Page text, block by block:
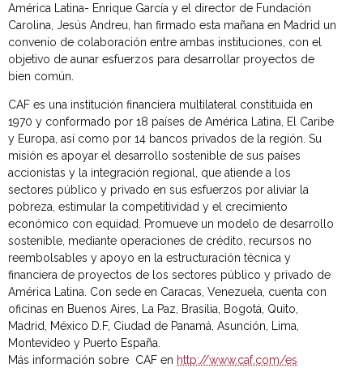
América Latina- Enrique García y el director de Fundación
Carolina, Jesús Andreu, han firmado esta mañana en Madrid un
convenio de colaboración entre ambas instituciones, con el
objetivo de aunar esfuerzos para desarrollar proyectos de
bien común.
CAF es una institución financiera multilateral constituida en
1970 y conformado por 18 países de América Latina, El Caribe
y Europa, así como por 14 bancos privados de la región. Su
misión es apoyar el desarrollo sostenible de sus países
accionistas y la integración regional, que atiende a los
sectores público y privado en sus esfuerzos por aliviar la
pobreza, estimular la competitividad y el crecimiento
económico con equidad. Promueve un modelo de desarrollo
sostenible, mediante operaciones de crédito, recursos no
reembolsables y apoyo en la estructuración técnica y
financiera de proyectos de los sectores público y privado de
América Latina. Con sede en Caracas, Venezuela, cuenta con
oficinas en Buenos Aires, La Paz, Brasilia, Bogotá, Quito,
Madrid, México D.F, Ciudad de Panamá, Asunción, Lima,
Montevideo y Puerto España.
Más información sobre CAF en http://www.caf.com/es